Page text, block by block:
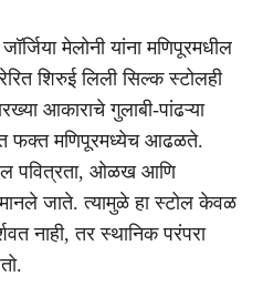
मेलोनी यांना मणिपूरमधील
शिरुई लिली सिल्क स्टोलही
आकाराचे गुलाबी-पांढऱ्या
फक्त मणिपूरमध्येच आढळते.
पवित्रता, ओळख आणि
जाते. त्यामुळे हा स्टोल केवळ
नाही, तर स्थानिक परंपरा